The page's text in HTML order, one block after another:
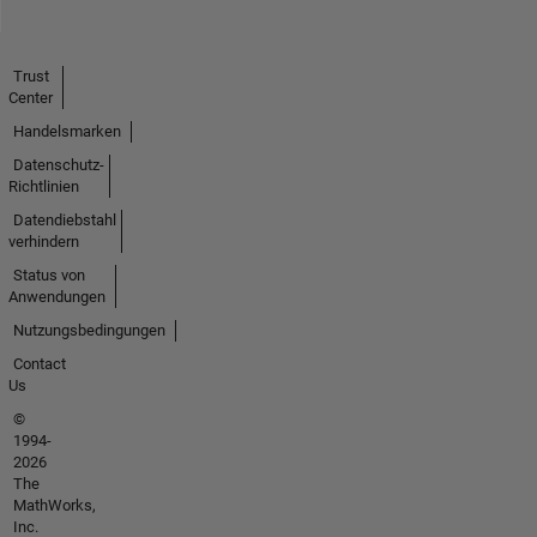
Trust
Center
Handelsmarken
Datenschutz-
Richtlinien
Datendiebstahl
verhindern
Status von
Anwendungen
Nutzungsbedingungen
Contact
Us
©
1994-
2026
The
MathWorks,
Inc.